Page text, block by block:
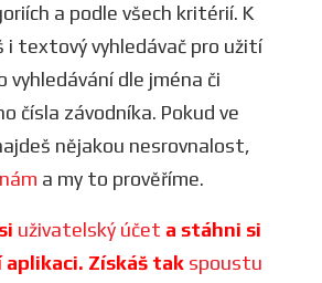
a podle všech kritérií. K
i textový vyhledávač pro užití
vyhledávání dle jména či
čísla závodníka. Pokud ve
nějakou nesrovnalost,
nám a my to prověříme.
uživatelský účet a stáhni si
aplikaci. Získáš tak spoustu